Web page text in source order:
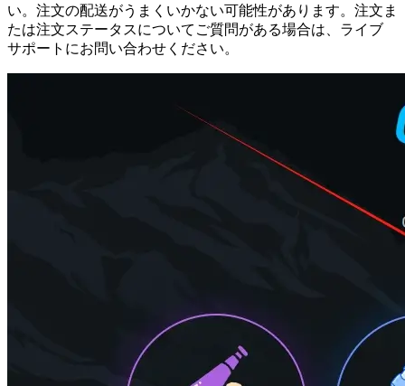
い。注文の配送がうまくいかない可能性があります。注文ま
たは注文ステータスについてご質問がある場合は、ライブ
サポートにお問い合わせください。